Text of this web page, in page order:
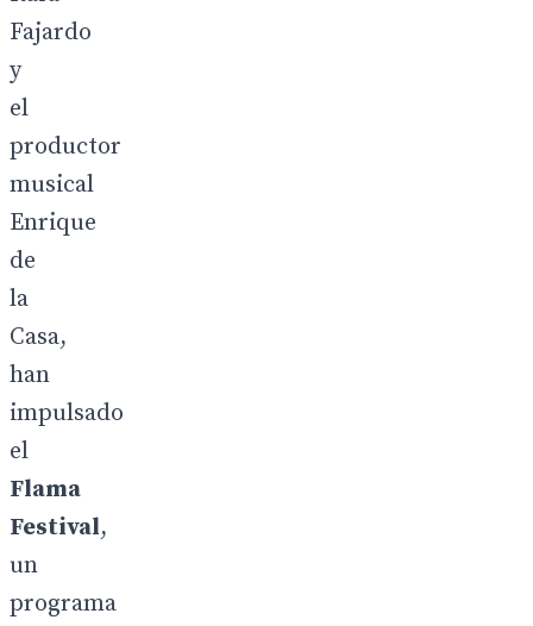
Fajardo
y
el
productor
musical
Enrique
de
la
Casa,
han
impulsado
el
Flama
Festival,
un
programa